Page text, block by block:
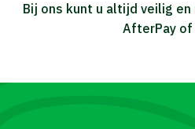
Bij ons kunt u altijd veilig
AfterPay of